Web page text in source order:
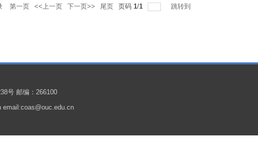
第一页 <<上一页 下一页>> 尾页 页码 1/1 跳转到
号 邮编：266100
email:coas@ouc.edu.cn